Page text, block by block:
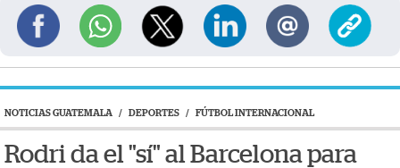
NOTICIAS GUATEMALA / DEPORTES / FÚTBOL INTERNACIONAL
Rodri da el "sí" al Barcelona para